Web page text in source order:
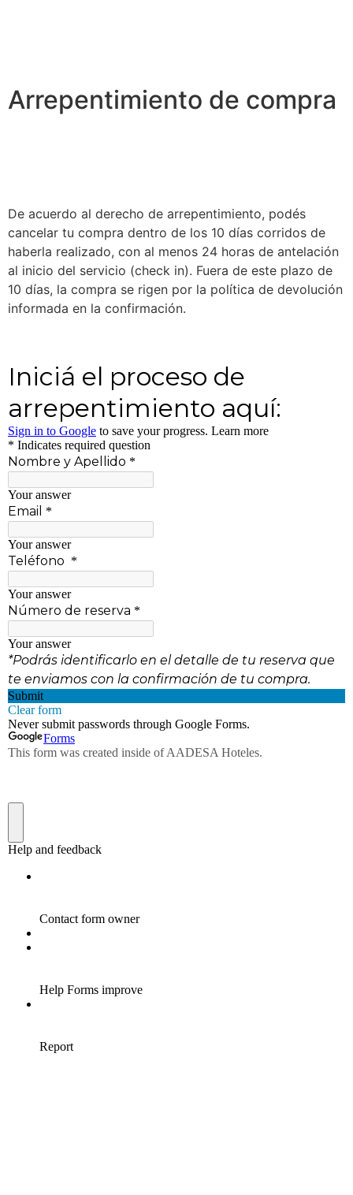
Arrepentimiento de compra
De acuerdo al derecho de arrepentimiento, podés
cancelar tu compra dentro de los 10 días corridos de
haberla realizado, con al menos 24 horas de antelación
al inicio del servicio (check in). Fuera de este plazo de
10 días, la compra se rigen por la política de devolución
informada en la confirmación.